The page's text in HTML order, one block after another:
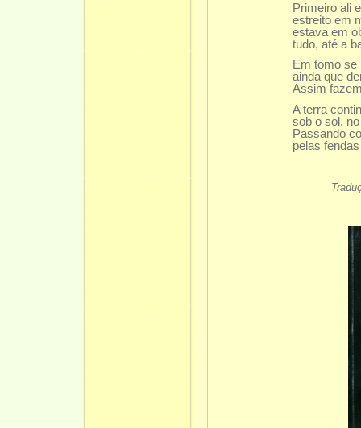
Primeiro ali
estreito em
estava em
tudo, até a
Em tomo se
ainda que
Assim
A terra
sob o sol,
Passando
pelas